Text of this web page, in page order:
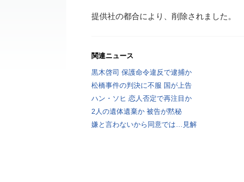
提供社の都合により、削除されました。
関連ニュース
黒木啓司 保護命令違反で逮捕か
松橋事件の判決に不服 国が上告
ハン・ソヒ 恋人否定で再注目か
2人の遺体遺棄か 被告が黙秘
嫌と言わないから同意では…見解